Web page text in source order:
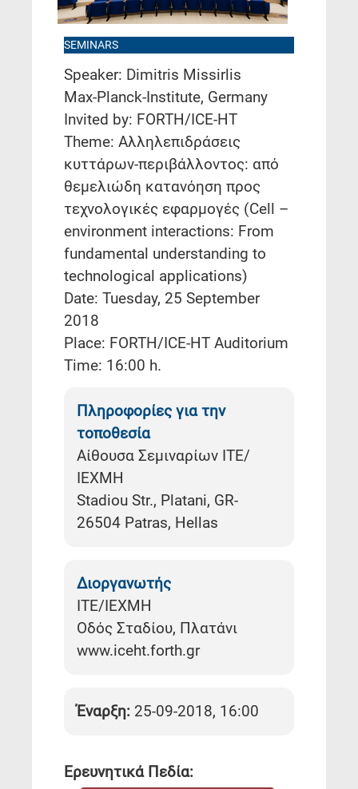
SEMINARS
Speaker: Dimitris Missirlis
Max-Planck-Institute, Germany
Invited by: FORTH/ICE-HT
Theme: Αλληλεπιδράσεις
κυττάρων-περιβάλλοντος: από
θεμελιώδη κατανόηση προς
τεχνολογικές εφαρμογές (Cell –
environment interactions: From
fundamental understanding to
technological applications)
Date: Tuesday, 25 September
2018
Place: FORTH/ICE-HT Auditorium
Time: 16:00 h.
Πληροφορίες για την
τοποθεσία
Αίθουσα Σεμιναρίων ΙΤΕ/
ΙΕΧΜΗ
Stadiou Str., Platani, GR-
26504 Patras, Hellas
Διοργανωτής
ΙΤΕ/ΙΕΧΜΗ
Οδός Σταδίου, Πλατάνι
www.iceht.forth.gr
Έναρξη: 25-09-2018, 16:00
Ερευνητικά Πεδία: